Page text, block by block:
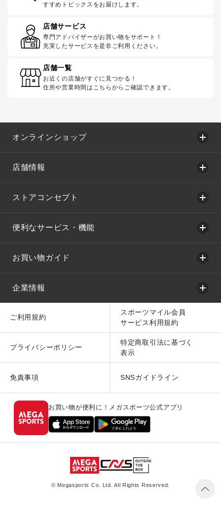
すすめトピックスをお届けします。
店舗サービス
専門アドバイザーがお買い物をサポート！
充実したサービスを是非ご利用ください。
店舗一覧
お近くの店舗がすぐに見つかる！
住所や営業時間はこちらからご確認できます。
オンラインショップ
店舗情報
ストアコンセプト
便利なサービス・機能
お買い物ガイド
企業情報
ご利用規約
スポーツマイル会員
サービス利用規約
プライバシーポリシー
特定商取引法に基づく
表示
免責事項 SNSガイドライン
お買い物が便利に！メガスポーツ公式アプリ
© Megasports Co. Ltd. All Rights Reserved.